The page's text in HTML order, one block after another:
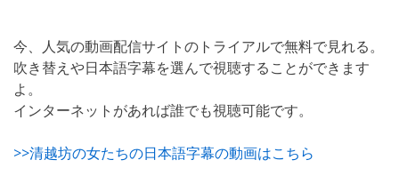
今、人気の動画配信サイトのトライアルで無料で見れる。
吹き替えや日本語字幕を選んで視聴することができます
よ。
インターネットがあれば誰でも視聴可能です。
>>清越坊の女たちの日本語字幕の動画はこちら